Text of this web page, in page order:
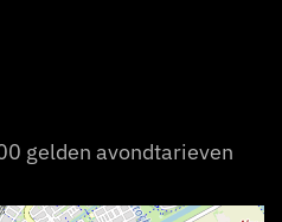
gelden avondtarieven